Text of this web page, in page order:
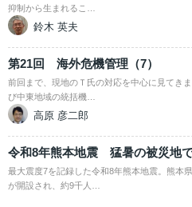
抑制から生まれるこ…
鈴木 英夫
第21回 海外危機管理（7）
前回まで、現地のＴ氏の対応を中心に見てき
び中東地域の統括機…
高原 彦二郎
令和8年熊本地震 猛暑の被災地
最大震度7を記録した令和8年熊本地震。熊本
が開設され、約9千人…